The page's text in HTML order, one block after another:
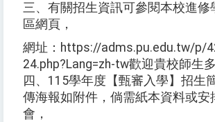
三、有關招生資訊可參閱本校進修
區網頁，
網址：https://adms.pu.edu.tw/p/
24.php?Lang=zh-tw歡迎貴校師生
四、115學年度【甄審入學】招生
傳海報如附件，倘需紙本資料或安
會，